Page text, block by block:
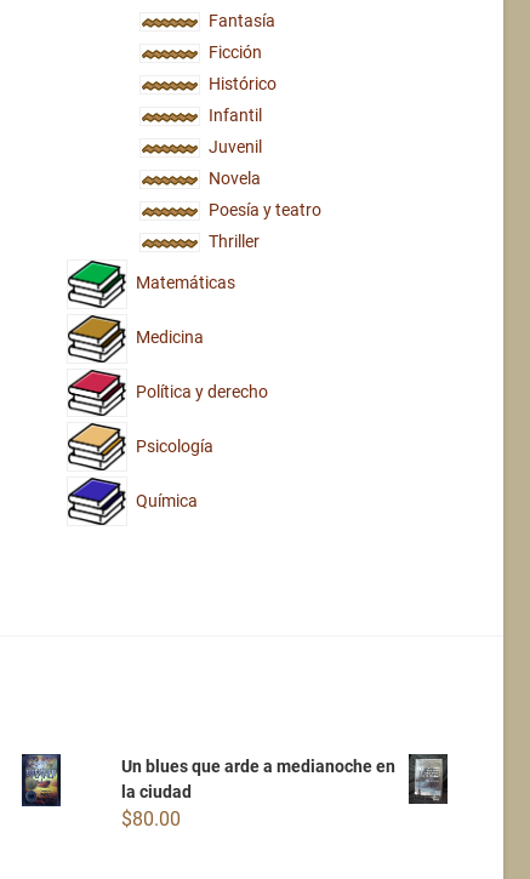
Fantasía
Ficción
Histórico
Infantil
Juvenil
Novela
Poesía y teatro
Thriller
Matemáticas
Medicina
Política y derecho
Psicología
Química
Un blues que arde a medianoche en
la ciudad
$80.00